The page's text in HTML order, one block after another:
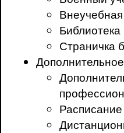
Библиотека
Страничка